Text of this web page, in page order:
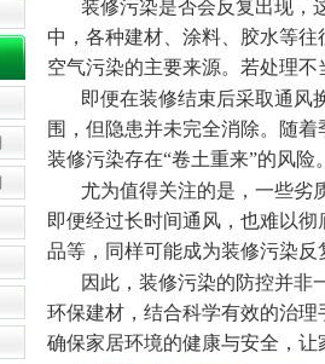
装修污染是否会反复出现，这
中，各种建材、涂料、胶水等往
空气污染的主要来源。若处理
即便在装修结束后采取通风换
围，但隐患并未完全消除。随
装修污染存在“卷土重来”的风险
尤为值得关注的是，一些劣
即便经过长时间通风，也难以
品等，同样可能成为装修污染反
因此，装修污染的防控并非一
环保建材，结合科学有效的治
确保家居环境的健康与安全，